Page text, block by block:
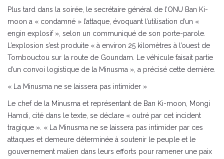
Plus tard dans la soirée, le secrétaire général de l’ONU Ban Ki-
moon a « condamné » l’attaque, évoquant l’utilisation d’un «
engin explosif », selon un communiqué de son porte-parole.
L’explosion s’est produite « à environ 25 kilomètres à l’ouest de
Tombouctou sur la route de Goundam. Le véhicule faisait partie
d’un convoi logistique de la Minusma », a précisé cette dernière.
« La Minusma ne se laissera pas intimider »
Le chef de la Minusma et représentant de Ban Ki-moon, Mongi
Hamdi, cité dans le texte, se déclare « outré par cet incident
tragique ». « La Minusma ne se laissera pas intimider par ces
attaques et demeure déterminée à soutenir le peuple et le
gouvernement malien dans leurs efforts pour ramener une paix